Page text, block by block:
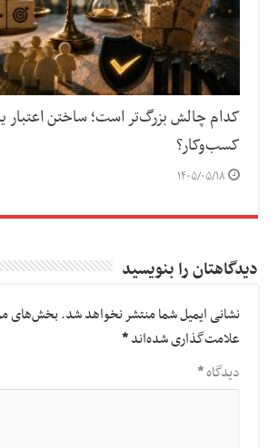
کدام چالش بزرگ‌تر است؛ ساختن اعتبار
کسب‌وکار؟
۱۴۰۵/۰۵/۱۸
دیدگاهتان را بنویسید
نشانی ایمیل شما منتشر نخواهد شد.بخش‌های
علامت‌گذاری شده‌اند*
دیدگاه*